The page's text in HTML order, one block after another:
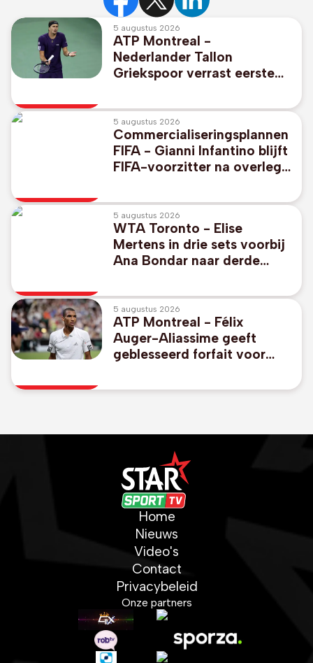
5 augustus 2026
ATP Montreal -
Nederlander Tallon
Griekspoor verrast eerste
Zverev
5 augustus 2026
Commercialiseringsplannen
FIFA - Gianni Infantino blijft
FIFA-voorzitter na overleg
5 augustus 2026
WTA Toronto - Elise
Mertens in drie sets voorbij
Ana Bondar naar derde
5 augustus 2026
ATP Montreal - Félix
Auger-Aliassime geeft
geblesseerd forfait voor
Home
Nieuws
Video's
Contact
Privacybeleid
Onze partners